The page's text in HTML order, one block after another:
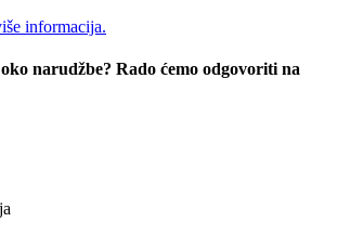
informacija.
narudžbe? Rado ćemo odgovoriti na